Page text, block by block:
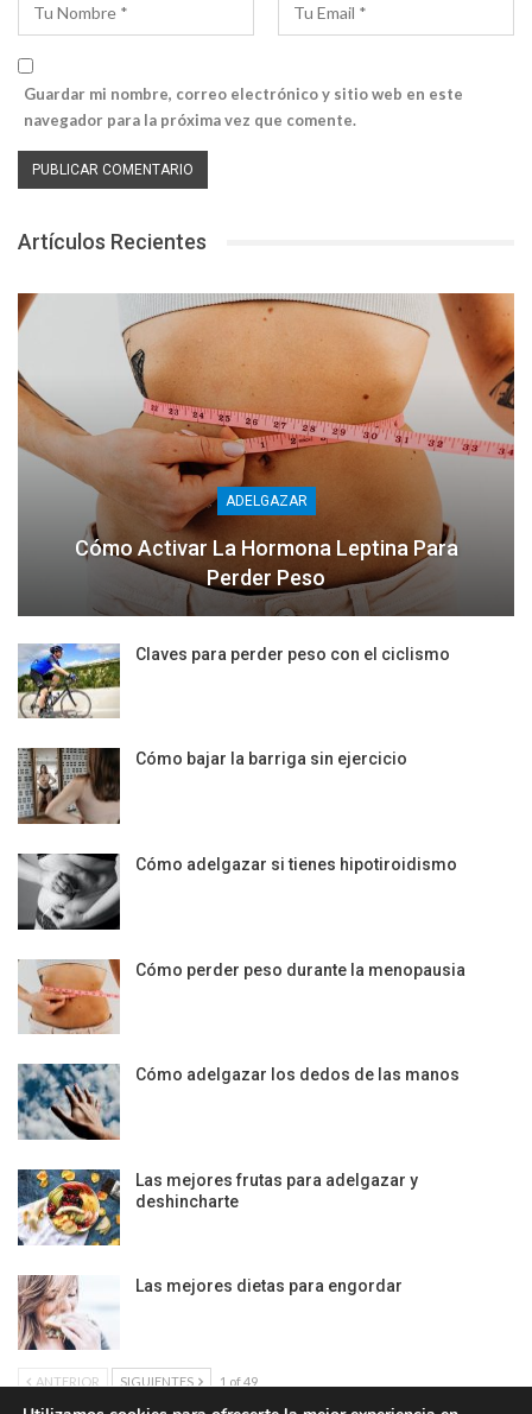
Guardar mi nombre, correo electrónico y sitio web en este
navegador para la próxima vez que comente.
Artículos Recientes
ADELGAZAR
Cómo Activar La Hormona Leptina Para
Perder Peso
Claves para perder peso con el ciclismo
Cómo bajar la barriga sin ejercicio
Cómo adelgazar si tienes hipotiroidismo
Cómo perder peso durante la menopausia
Cómo adelgazar los dedos de las manos
Las mejores frutas para adelgazar y
deshincharte
Las mejores dietas para engordar
ANTERIOR SIGUIENTES 1 of 49